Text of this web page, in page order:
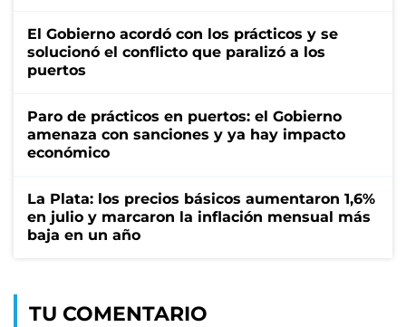
El Gobierno acordó con los prácticos y se
solucionó el conflicto que paralizó a los
puertos
Paro de prácticos en puertos: el Gobierno
amenaza con sanciones y ya hay impacto
económico
La Plata: los precios básicos aumentaron 1,6%
en julio y marcaron la inflación mensual más
baja en un año
TU COMENTARIO